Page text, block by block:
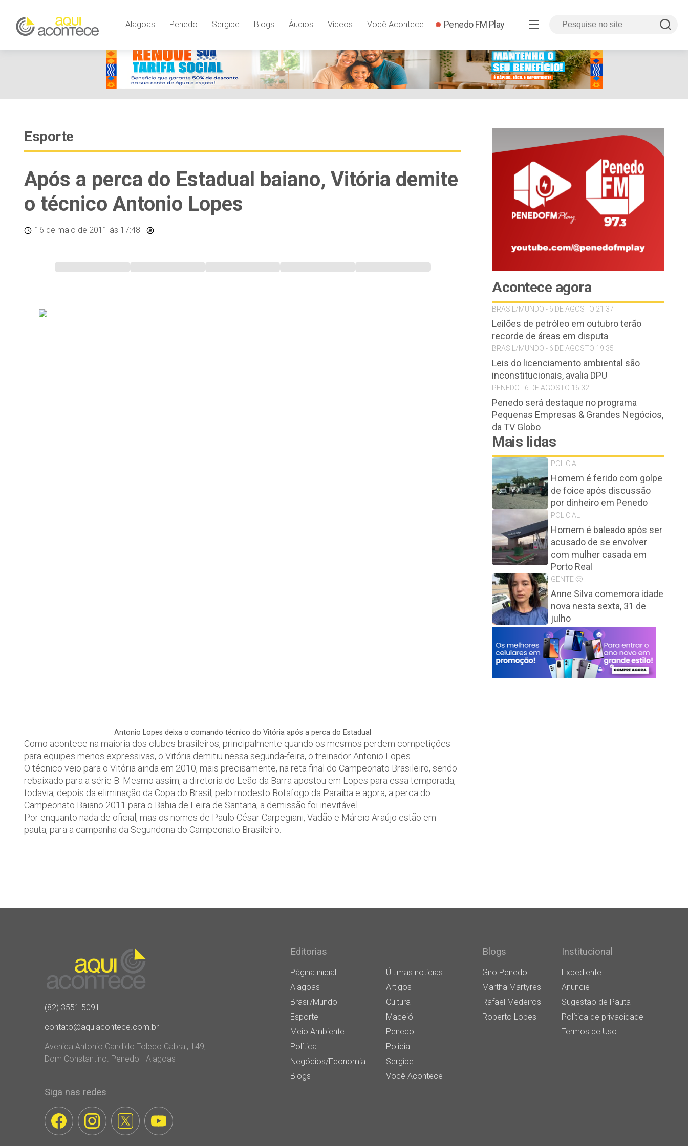
Alagoas Penedo Sergipe Blogs Áudios Vídeos Você Acontece Penedo FM Play
Esporte
Após a perca do Estadual baiano, Vitória demite
o técnico Antonio Lopes
16 de maio de 2011 às 17:48
Antonio Lopes deixa o comando técnico do Vitória após a perca do Estadual
Como acontece na maioria dos clubes brasileiros, principalmente quando os mesmos perdem competições
para equipes menos expressivas, o Vitória demitiu nessa segunda-feira, o treinador Antonio Lopes.
O técnico veio para o Vitória ainda em 2010, mais precisamente, na reta final do Campeonato Brasileiro, sendo
rebaixado para a série B. Mesmo assim, a diretoria do Leão da Barra apostou em Lopes para essa temporada,
todavia, depois da eliminação da Copa do Brasil, pelo modesto Botafogo da Paraíba e agora, a perca do
Campeonato Baiano 2011 para o Bahia de Feira de Santana, a demissão foi inevitável.
Por enquanto nada de oficial, mas os nomes de Paulo César Carpegiani, Vadão e Márcio Araújo estão em
pauta, para a campanha da Segundona do Campeonato Brasileiro.
Acontece agora
BRASIL/MUNDO - 6 DE AGOSTO 21:37
Leilões de petróleo em outubro terão
recorde de áreas em disputa
BRASIL/MUNDO - 6 DE AGOSTO 19:35
Leis do licenciamento ambiental são
inconstitucionais, avalia DPU
PENEDO - 6 DE AGOSTO 16:32
Penedo será destaque no programa
Pequenas Empresas & Grandes Negócios,
da TV Globo
Mais lidas
POLICIAL
Homem é ferido com golpe
de foice após discussão
por dinheiro em Penedo
POLICIAL
Homem é baleado após ser
acusado de se envolver
com mulher casada em
Porto Real
GENTE 🙂
Anne Silva comemora idade
nova nesta sexta, 31 de
julho
(82) 3551.5091
contato@aquiacontece.com.br
Avenida Antonio Candido Toledo Cabral, 149,
Dom Constantino. Penedo - Alagoas
Siga nas redes
Editorias
Página inicial
Últimas notícias
Alagoas
Artigos
Brasil/Mundo
Cultura
Esporte
Maceió
Meio Ambiente
Penedo
Política
Policial
Negócios/Economia
Sergipe
Blogs
Você Acontece
Blogs
Giro Penedo
Martha Martyres
Rafael Medeiros
Roberto Lopes
Institucional
Expediente
Anuncie
Sugestão de Pauta
Política de privacidade
Termos de Uso